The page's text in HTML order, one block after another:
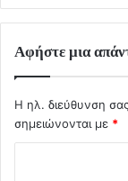
Αφήστε μια
Η ηλ. διεύθυνση
σημειώνονται με *